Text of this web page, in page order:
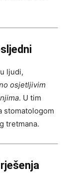
ljudi,
osjetljivim
. U tim
stomatologom
tretmana.